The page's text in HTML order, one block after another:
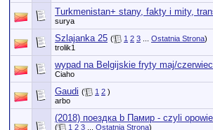
Turkmenistan+ stany, fakty i mity,
surya
Szlajanka 25 ( 1 2 3 Ostatnia Strona)
trolik1
wypad na Belgijskie fryty maj/
Ciaho
Gaudi ( 1 2 )
arbo
(2018) поездка b Памир - czyli
( 1 2 3 Ostatnia Strona)